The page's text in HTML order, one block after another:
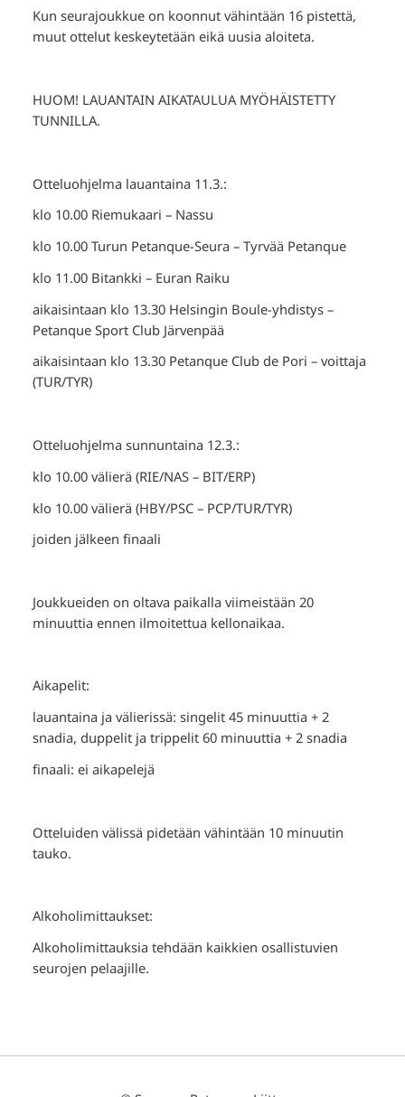
Kun seurajoukkue on koonnut vähintään 16 pistettä,
muut ottelut keskeytetään eikä uusia aloiteta.
HUOM! LAUANTAIN AIKATAULUA MYÖHÄISTETTY
TUNNILLA.
Otteluohjelma lauantaina 11.3.:
klo 10.00 Riemukaari – Nassu
klo 10.00 Turun Petanque-Seura – Tyrvää Petanque
klo 11.00 Bitankki – Euran Raiku
aikaisintaan klo 13.30 Helsingin Boule-yhdistys –
Petanque Sport Club Järvenpää
aikaisintaan klo 13.30 Petanque Club de Pori – voittaja
(TUR/TYR)
Otteluohjelma sunnuntaina 12.3.:
klo 10.00 välierä (RIE/NAS – BIT/ERP)
klo 10.00 välierä (HBY/PSC – PCP/TUR/TYR)
joiden jälkeen finaali
Joukkueiden on oltava paikalla viimeistään 20
minuuttia ennen ilmoitettua kellonaikaa.
Aikapelit:
lauantaina ja välierissä: singelit 45 minuuttia + 2
snadia, duppelit ja trippelit 60 minuuttia + 2 snadia
finaali: ei aikapelejä
Otteluiden välissä pidetään vähintään 10 minuutin
tauko.
Alkoholimittaukset:
Alkoholimittauksia tehdään kaikkien osallistuvien
seurojen pelaajille.